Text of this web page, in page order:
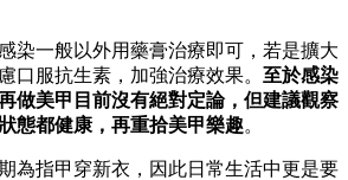
染一般以外用藥膏治療即可，若是擴大
口服抗生素，加強治療效果。 至於感染
做美甲目前沒有絕對定論，但建議觀察
態都健康，再重拾美甲樂趣。
為指甲穿新衣，因此日常生活中更是要